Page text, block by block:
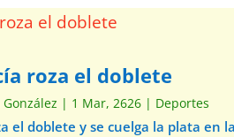
roza el doblete
| 1 Mar, 2626 | Deportes
el doblete y se cuelga la plata en